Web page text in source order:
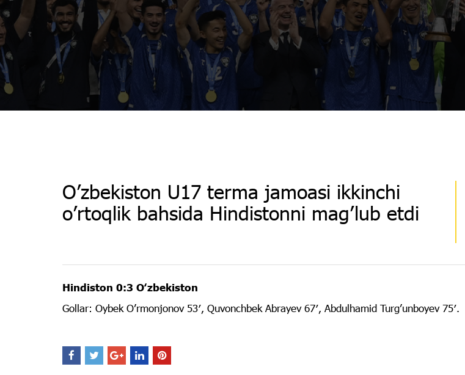
O’zbekiston U17 terma jamoasi ikkinchi
o’rtoqlik bahsida Hindistonni mag’lub etdi
Hindiston 0:3 Oʻzbekiston
Gollar: Oybek O’rmonjonov 53′, Quvonchbek Abrayev 67′, Abdulhamid Turg’unboyev 75′.